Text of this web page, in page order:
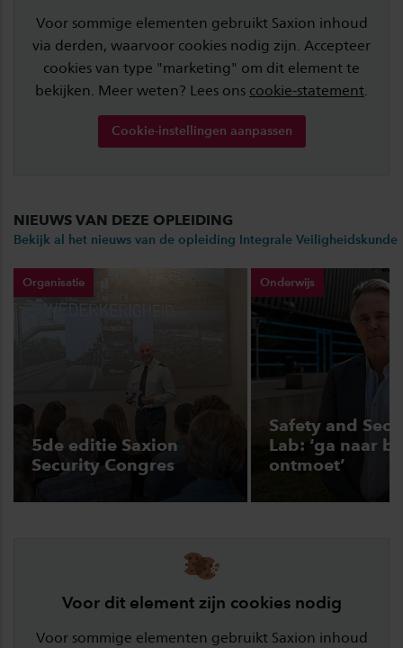
Voor sommige elementen gebruikt Saxion inhoud
via derden, waarvoor cookies nodig zijn. Accepteer
cookies van type "marketing" om dit element te
bekijken. Meer weten? Lees ons cookie-statement.
Cookie-instellingen aanpassen
NIEUWS VAN DEZE OPLEIDING
Bekijk al het nieuws van de opleiding Integrale Veiligheidskunde
Organisatie
5de editie Saxion
Security Congres
Onderwijs
Safety and
Lab: ‘ga naar
ontmoet’
Voor dit element zijn cookies nodig
Voor sommige elementen gebruikt Saxion inhoud